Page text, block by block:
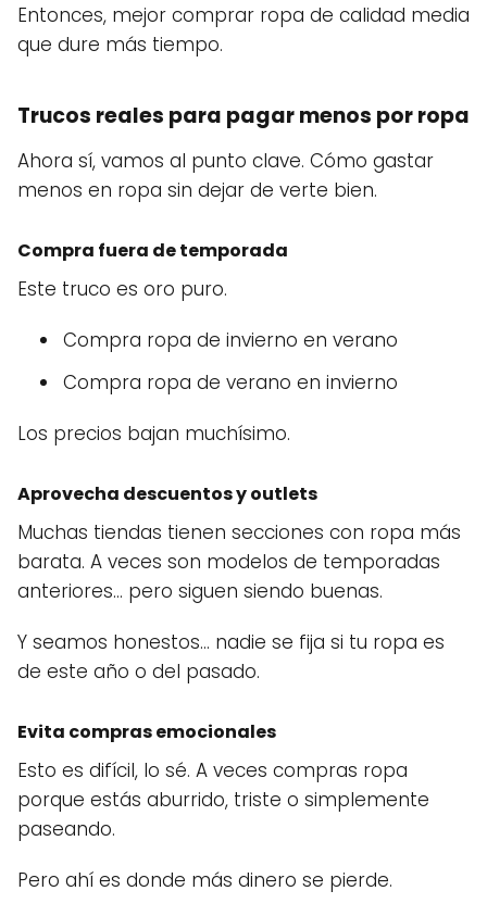
Entonces, mejor comprar ropa de calidad media
que dure más tiempo.
Trucos reales para pagar menos por ropa
Ahora sí, vamos al punto clave. Cómo gastar
menos en ropa sin dejar de verte bien.
Compra fuera de temporada
Este truco es oro puro.
Compra ropa de invierno en verano
Compra ropa de verano en invierno
Los precios bajan muchísimo.
Aprovecha descuentos y outlets
Muchas tiendas tienen secciones con ropa más
barata. A veces son modelos de temporadas
anteriores… pero siguen siendo buenas.
Y seamos honestos… nadie se fija si tu ropa es
de este año o del pasado.
Evita compras emocionales
Esto es difícil, lo sé. A veces compras ropa
porque estás aburrido, triste o simplemente
paseando.
Pero ahí es donde más dinero se pierde.